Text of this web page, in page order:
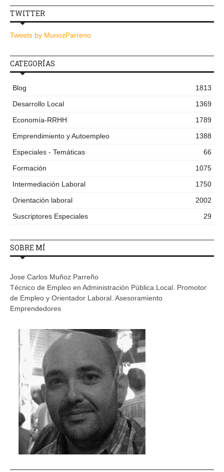
TWITTER
Tweets by MunozParreno
CATEGORÍAS
Blog
1813
Desarrollo Local
1369
Economía-RRHH
1789
Emprendimiento y Autoempleo
1388
Especiales - Temáticas
66
Formación
1075
Intermediación Laboral
1750
Orientación laboral
2002
Suscriptores Especiales
29
SOBRE MÍ
Jose Carlos Muñoz Parreño
Técnico de Empleo en Administración Pública Local. Promotor
de Empleo y Orientador Laboral. Asesoramiento
Emprendedores